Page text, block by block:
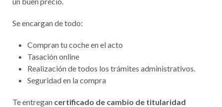
Se encargan de todo:
Compran tu coche en el acto
Tasación online
Realización de todos los trámites administrativos.
Seguridad en la compra
Te entregan certificado de cambio de titularidad